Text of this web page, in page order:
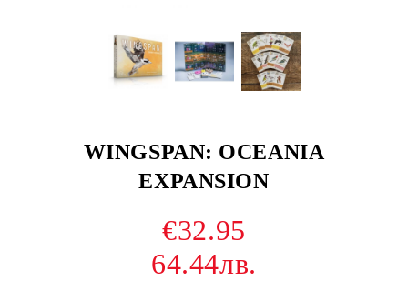
WINGSPAN: OCEANIA
EXPANSION
€32.95
64.44лв.